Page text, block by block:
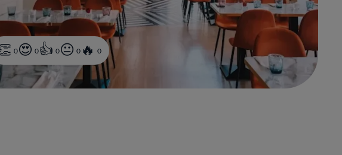
0 0 0 0 0